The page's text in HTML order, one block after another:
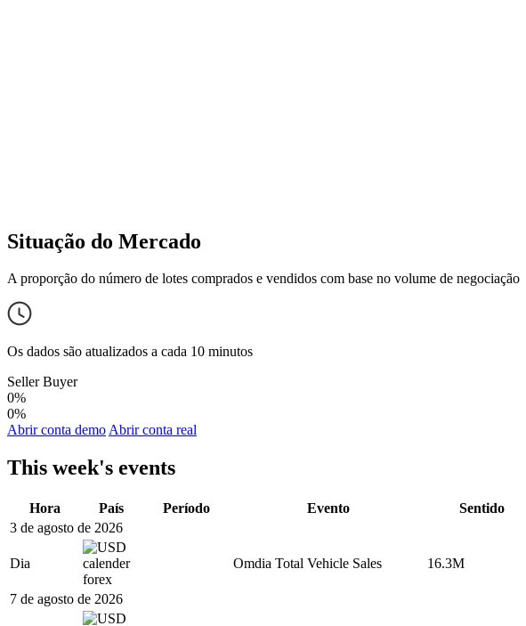
Situação do Mercado
A proporção do número de lotes comprados e vendidos com base no volume de negociação
Os dados são atualizados a cada 10 minutos
Seller Buyer
0%
0%
Abrir conta demoAbrir conta real
This week's events
Hora País Período Evento Sentido
3 de agosto de 2026
Dia Omdia Total Vehicle Sales 16.3M
7 de agosto de 2026